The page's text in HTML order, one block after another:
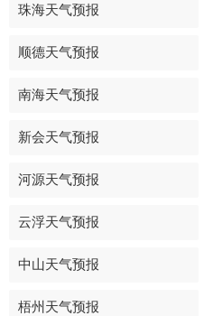
珠海天气预报
顺德天气预报
南海天气预报
新会天气预报
河源天气预报
云浮天气预报
中山天气预报
梧州天气预报